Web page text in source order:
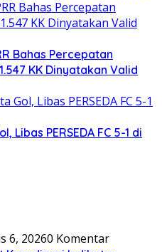
Bahas Percepatan
KK Dinyatakan Valid
Libas PERSEDA FC 5-1 di
6, 20260 Komentar